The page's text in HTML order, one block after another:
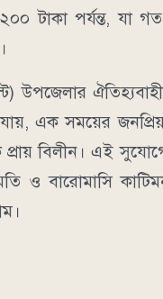
টাকা পর্যন্ত, যা
উপজেলার ঐতিহ্যবাহী
যায়, এক সময়ের
বিলীন। এই
ও বারোমাসি